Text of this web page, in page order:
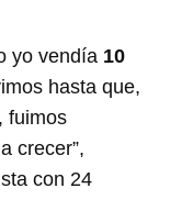
yo vendía 10
hasta que,
, fuimos
crecer”,
con 24